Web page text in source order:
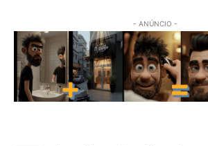
- ANÚNCIO -